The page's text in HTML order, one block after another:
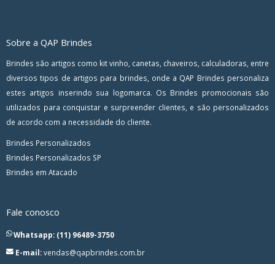
Sobre a QAP Brindes
Brindes são artigos como kit vinho, canetas, chaveiros, calculadoras, entre
diversos tipos de artigos para brindes, onde a QAP Brindes personaliza
estes artigos inserindo sua logomarca. Os Brindes promocionais são
utilizados para conquistar e surpreender clientes, e são personalizados
de acordo com a necessidade do cliente.
Brindes Personalizados
Brindes Personalizados SP
Brindes em Atacado
Fale conosco
Whatsapp: (11) 96489-3750
E-mail:vendas@qapbrindes.com.br